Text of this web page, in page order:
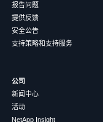
报告问题
提供反馈
安全公告
支持策略和支持服务
公司
新闻中心
活动
NetApp Insight